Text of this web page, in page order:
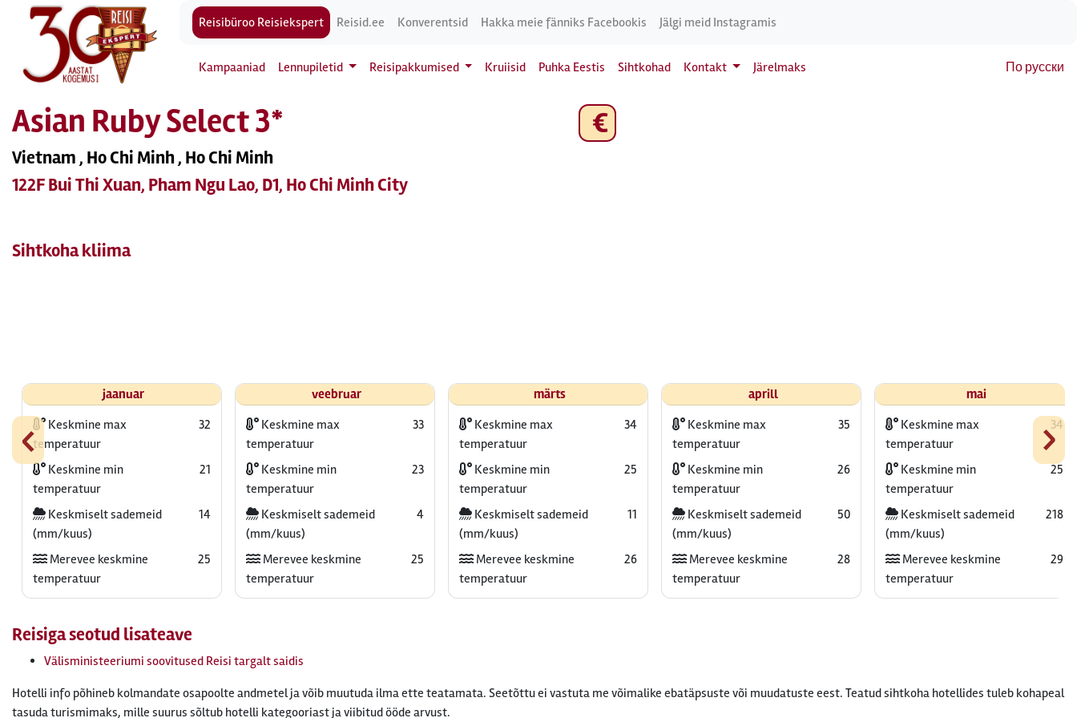
Reisibüroo Reisiekspert Reisid.ee Konverentsid Hakka meie fänniks Facebookis Jälgi meid Instagramis
Kampaaniad Lennupiletid Reisipakkumised Kruiisid Puhka Eestis Sihtkohad Kontakt Järelmaks По русски
Asian Ruby Select 3*
Vietnam , Ho Chi Minh , Ho Chi Minh
122F Bui Thi Xuan, Pham Ngu Lao, D1, Ho Chi Minh City
€
Sihtkoha kliima
‹ ›
jaanuar
Keskmine max
temperatuur
32
Keskmine min
temperatuur
21
Keskmiselt sademeid
(mm/kuus)
14
Merevee keskmine
temperatuur
25
veebruar
Keskmine max
temperatuur
33
Keskmine min
temperatuur
23
Keskmiselt sademeid
(mm/kuus)
4
Merevee keskmine
temperatuur
25
märts
Keskmine max
temperatuur
34
Keskmine min
temperatuur
25
Keskmiselt sademeid
(mm/kuus)
11
Merevee keskmine
temperatuur
26
aprill
Keskmine max
temperatuur
35
Keskmine min
temperatuur
26
Keskmiselt sademeid
(mm/kuus)
50
Merevee keskmine
temperatuur
28
mai
Keskmine max
temperatuur
34
Keskmine min
temperatuur
25
Keskmiselt sademeid
(mm/kuus)
218
Merevee keskmine
temperatuur
29
Reisiga seotud lisateave
Välisministeeriumi soovitused Reisi targalt saidis
Hotelli info põhineb kolmandate osapoolte andmetel ja võib muutuda ilma ette teatamata. Seetõttu ei vastuta me võimalike ebatäpsuste või muudatuste eest. Teatud sihtkoha hotellides tuleb kohapeal
tasuda turismimaks, mille suurus sõltub hotelli kategooriast ja viibitud ööde arvust.